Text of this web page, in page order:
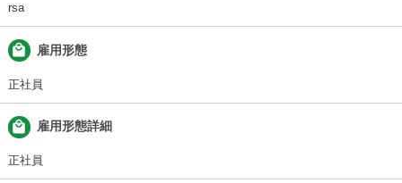
rsa
local_mall 雇用形態
正社員
local_mall 雇用形態詳細
正社員